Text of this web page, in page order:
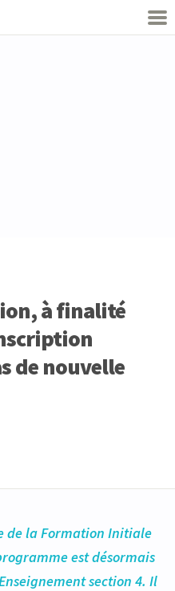
à finalité
de nouvelle
de la Formation Initiale
est désormais
section 4. Il